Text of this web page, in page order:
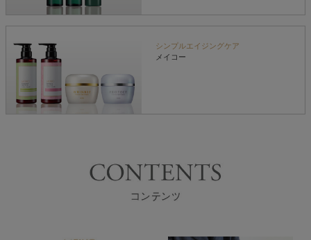
シンプルエイジングケア
メイコー